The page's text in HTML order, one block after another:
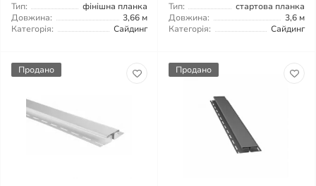
Тип:
фінішна планка
Довжина:
3,66 м
Категорія:
Сайдинг
Тип:
стартова планка
Довжина:
3,6 м
Категорія:
Сайдинг
Продано Продано